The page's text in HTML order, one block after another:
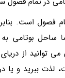
فصول است.
ساحل بوتامی به
توانید از
لذت ببرید و یا